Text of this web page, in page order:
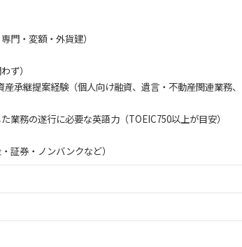
門・変額・外貨建）
ず）
産承継提案経験（個人向け融資、遺言・不動産関連業務
業務の遂行に必要な英語力（TOEIC750以上が目安）
証券・ノンバンクなど）